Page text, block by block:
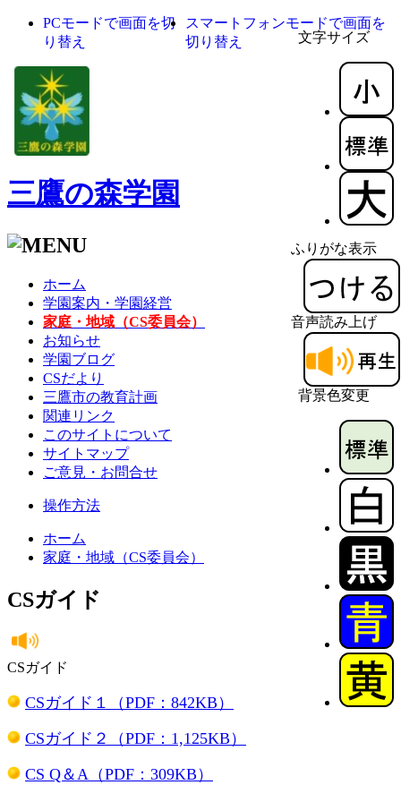
文字サイズ
ふりがな表示
音声読み上げ
背景色変更
PCモードで画面を切
り替え
スマートフォンモードで画面を
切り替え
三鷹の森学園
ホーム
学園案内・学園経営
家庭・地域（CS委員会）
お知らせ
学園ブログ
CSだより
三鷹市の教育計画
関連リンク
このサイトについて
サイトマップ
ご意見・お問合せ
操作方法
ホーム
家庭・地域（CS委員会）
CSガイド
CSガイド
CSガイド１（PDF：842KB）
CSガイド２（PDF：1,125KB）
CS Q＆A（PDF：309KB）